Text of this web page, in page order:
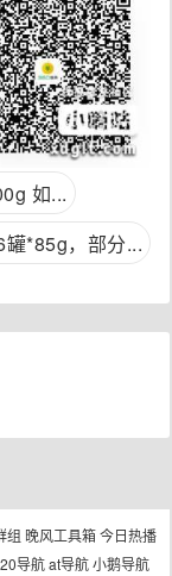
如...
*85g，部分...
组 晚风工具箱 今日热播
导航at导航小鹅导航